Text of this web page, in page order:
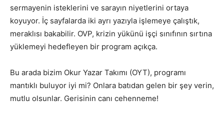
sermayenin isteklerini ve sarayın niyetlerini ortaya
koyuyor. İç sayfalarda iki ayrı yazıyla işlemeye çalıştık,
meraklısı bakabilir. OVP, krizin yükünü işçi sınıfının sırtına
yüklemeyi hedefleyen bir program açıkça.
Bu arada bizim Okur Yazar Takımı (OYT), programı
mantıklı buluyor iyi mi? Onlara batıdan gelen bir şey verin,
mutlu olsunlar. Gerisinin canı cehenneme!